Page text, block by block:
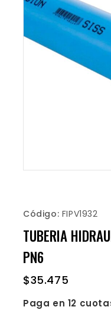
Código: FIPV1932
TUBERIA
PN6
$35.475
Paga en 12